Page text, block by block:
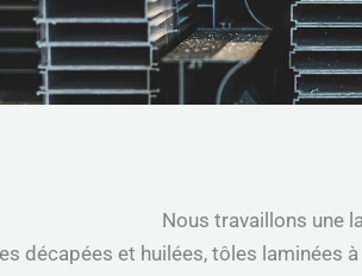
Nous travaillons une
décapées et huilées, tôles